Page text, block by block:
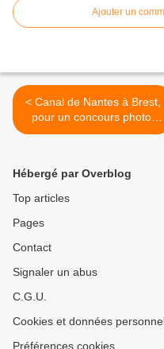
Ajouter un
< Canal de Nantes à Brest,
pour un concours photo,
l'affiche qui fait sa route sur
Hébergé par Overblog
Top articles
Pages
Contact
Signaler un abus
C.G.U.
Cookies et données
Préférences cookies